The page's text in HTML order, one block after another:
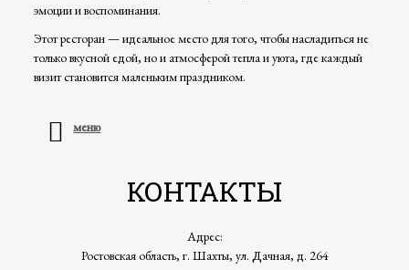
эмоции и воспоминания.
Этот ресторан — идеальное место для того, чтобы насладиться не
только вкусной едой, но и атмосферой тепла и уюта, где каждый
визит становится маленьким праздником.
меню
КОНТАКТЫ
Адрес:
Ростовская область, г. Шахты, ул. Дачная, д. 264